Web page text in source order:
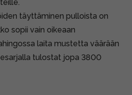
täyttäminen pulloista on
sopii vain oikeaan
laita mustetta väärään
tulostat jopa 3800